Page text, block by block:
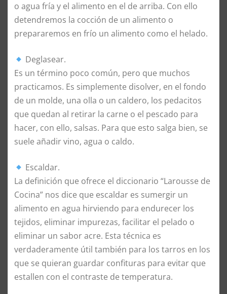
o agua fría y el alimento en el de arriba. Con ello
detendremos la cocción de un alimento o
prepararemos en frío un alimento como el helado.
Deglasear.
Es un término poco común, pero que muchos
practicamos. Es simplemente disolver, en el fondo
de un molde, una olla o un caldero, los pedacitos
que quedan al retirar la carne o el pescado para
hacer, con ello, salsas. Para que esto salga bien, se
suele añadir vino, agua o caldo.
Escaldar.
La definición que ofrece el diccionario “Larousse de
Cocina” nos dice que escaldar es sumergir un
alimento en agua hirviendo para endurecer los
tejidos, eliminar impurezas, facilitar el pelado o
eliminar un sabor acre. Esta técnica es
verdaderamente útil también para los tarros en los
que se quieran guardar confituras para evitar que
estallen con el contraste de temperatura.